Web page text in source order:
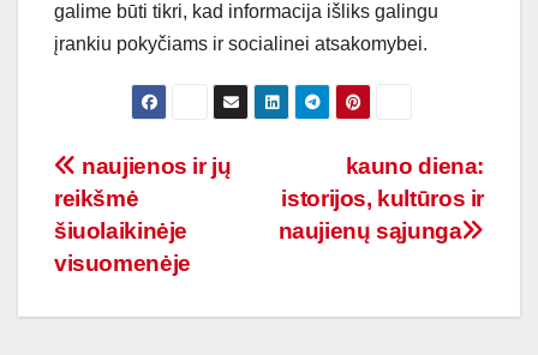
galime būti tikri, kad informacija išliks galingu
įrankiu pokyčiams ir socialinei atsakomybei.
Navigacija
tarp
įrašų
kauno diena:
istorijos, kultūros ir
naujienų sąjunga
naujienos ir jų
reikšmė
šiuolaikinėje
visuomenėje